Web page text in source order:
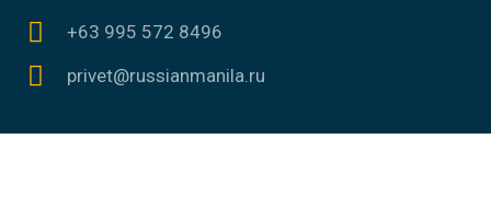
+63 995 572 8496
privet@russianmanila.ru